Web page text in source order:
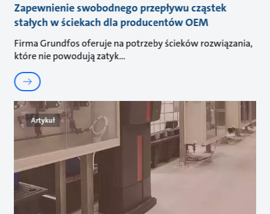
Zapewnienie swobodnego przepływu cząstek
stałych w ściekach dla producentów OEM
Firma Grundfos oferuje na potrzeby ścieków rozwiązania,
które nie powodują zatyk
Artykuł